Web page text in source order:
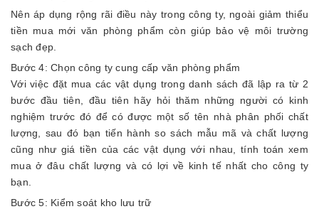
Nên áp dụng rộng rãi điều này trong công ty, ngoài giảm thiểu
tiền mua mới văn phòng phẩm còn giúp bảo vệ môi trường
sạch đẹp.
Bước 4: Chọn công ty cung cấp văn phòng phẩm
Với việc đặt mua các vật dụng trong danh sách đã lập ra từ 2
bước đầu tiên, đầu tiên hãy hỏi thăm những người có kinh
nghiệm trước đó để có được một số tên nhà phân phối chất
lượng, sau đó bạn tiến hành so sách mẫu mã và chất lượng
cũng như giá tiền của các vật dụng với nhau, tính toán xem
mua ở đâu chất lượng và có lợi về kinh tế nhất cho công ty
bạn.
Bước 5: Kiểm soát kho lưu trữ